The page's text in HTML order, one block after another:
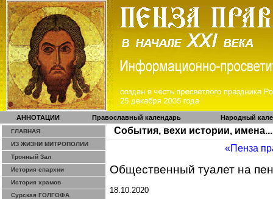
АННОТАЦИИ Православный календарь Народный
ГЛАВНАЯ
ИЗ ЖИЗНИ МИТРОПОЛИИ
Тронный Зал
История епархии
История храмов
Сурская ГОЛГОФА
События, вехи истории, имена...
«Пенза
Общественный туалет на
18.10.2020